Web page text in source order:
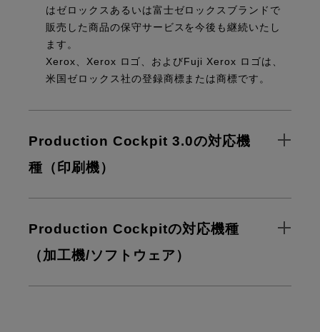
はゼロックスあるいは富士ゼロックスブランドで
販売した商品の保守サービスを今後も継続いたし
ます。
Xerox、Xerox ロゴ、およびFuji Xerox ロゴは、
米国ゼロックス社の登録商標または商標です。
Production Cockpit 3.0の対応機
種（印刷機）
Production Cockpitの対応機種
（加工機/ソフトウェア）